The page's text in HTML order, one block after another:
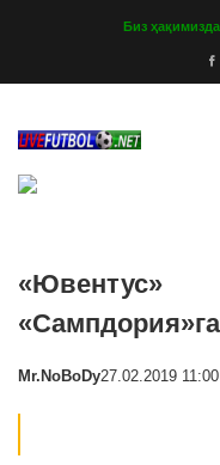
Биз ҳақимизда
«Ювентус»
Mr.NoBoDy27.02.2019 11:00